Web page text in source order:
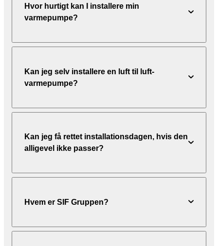
Hvor hurtigt kan I installere min
varmepumpe?
Kan jeg selv installere en luft til luft-
varmepumpe?
Kan jeg få rettet installationsdagen, hvis den
alligevel ikke passer?
Hvem er SIF Gruppen?